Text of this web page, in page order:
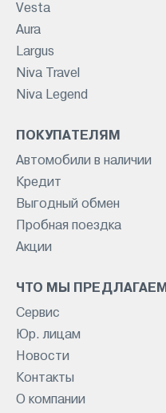
Vesta
Aura
Largus
Niva Travel
Niva Legend
ПОКУПАТЕЛЯМ
Автомобили в наличии
Кредит
Выгодный обмен
Пробная поездка
Акции
ЧТО МЫ ПРЕДЛАГАЕМ
Сервис
Юр. лицам
Новости
Контакты
О компании